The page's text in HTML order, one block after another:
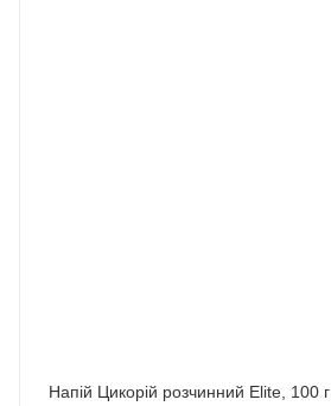
Напій Цикорій розчинний Elite, 100 г